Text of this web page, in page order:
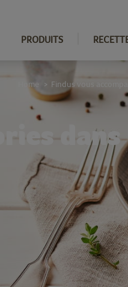
PRODUITS
Home > Findus vous